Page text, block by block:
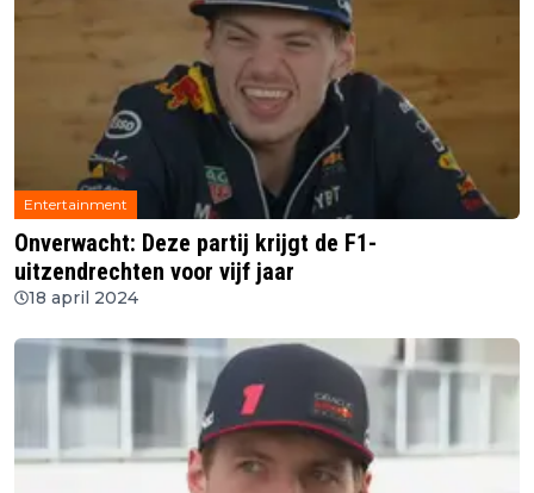
Entertainment
Onverwacht: Deze partij krijgt de F1-
uitzendrechten voor vijf jaar
18 april 2024